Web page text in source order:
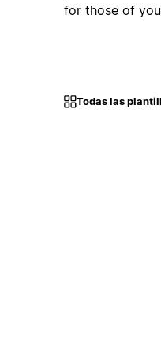
for those of
Todas las